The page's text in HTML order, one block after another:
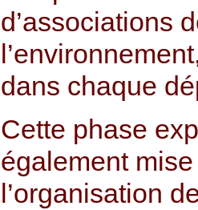
d’associations
dans chaque
Cette phase
également
l’organisation